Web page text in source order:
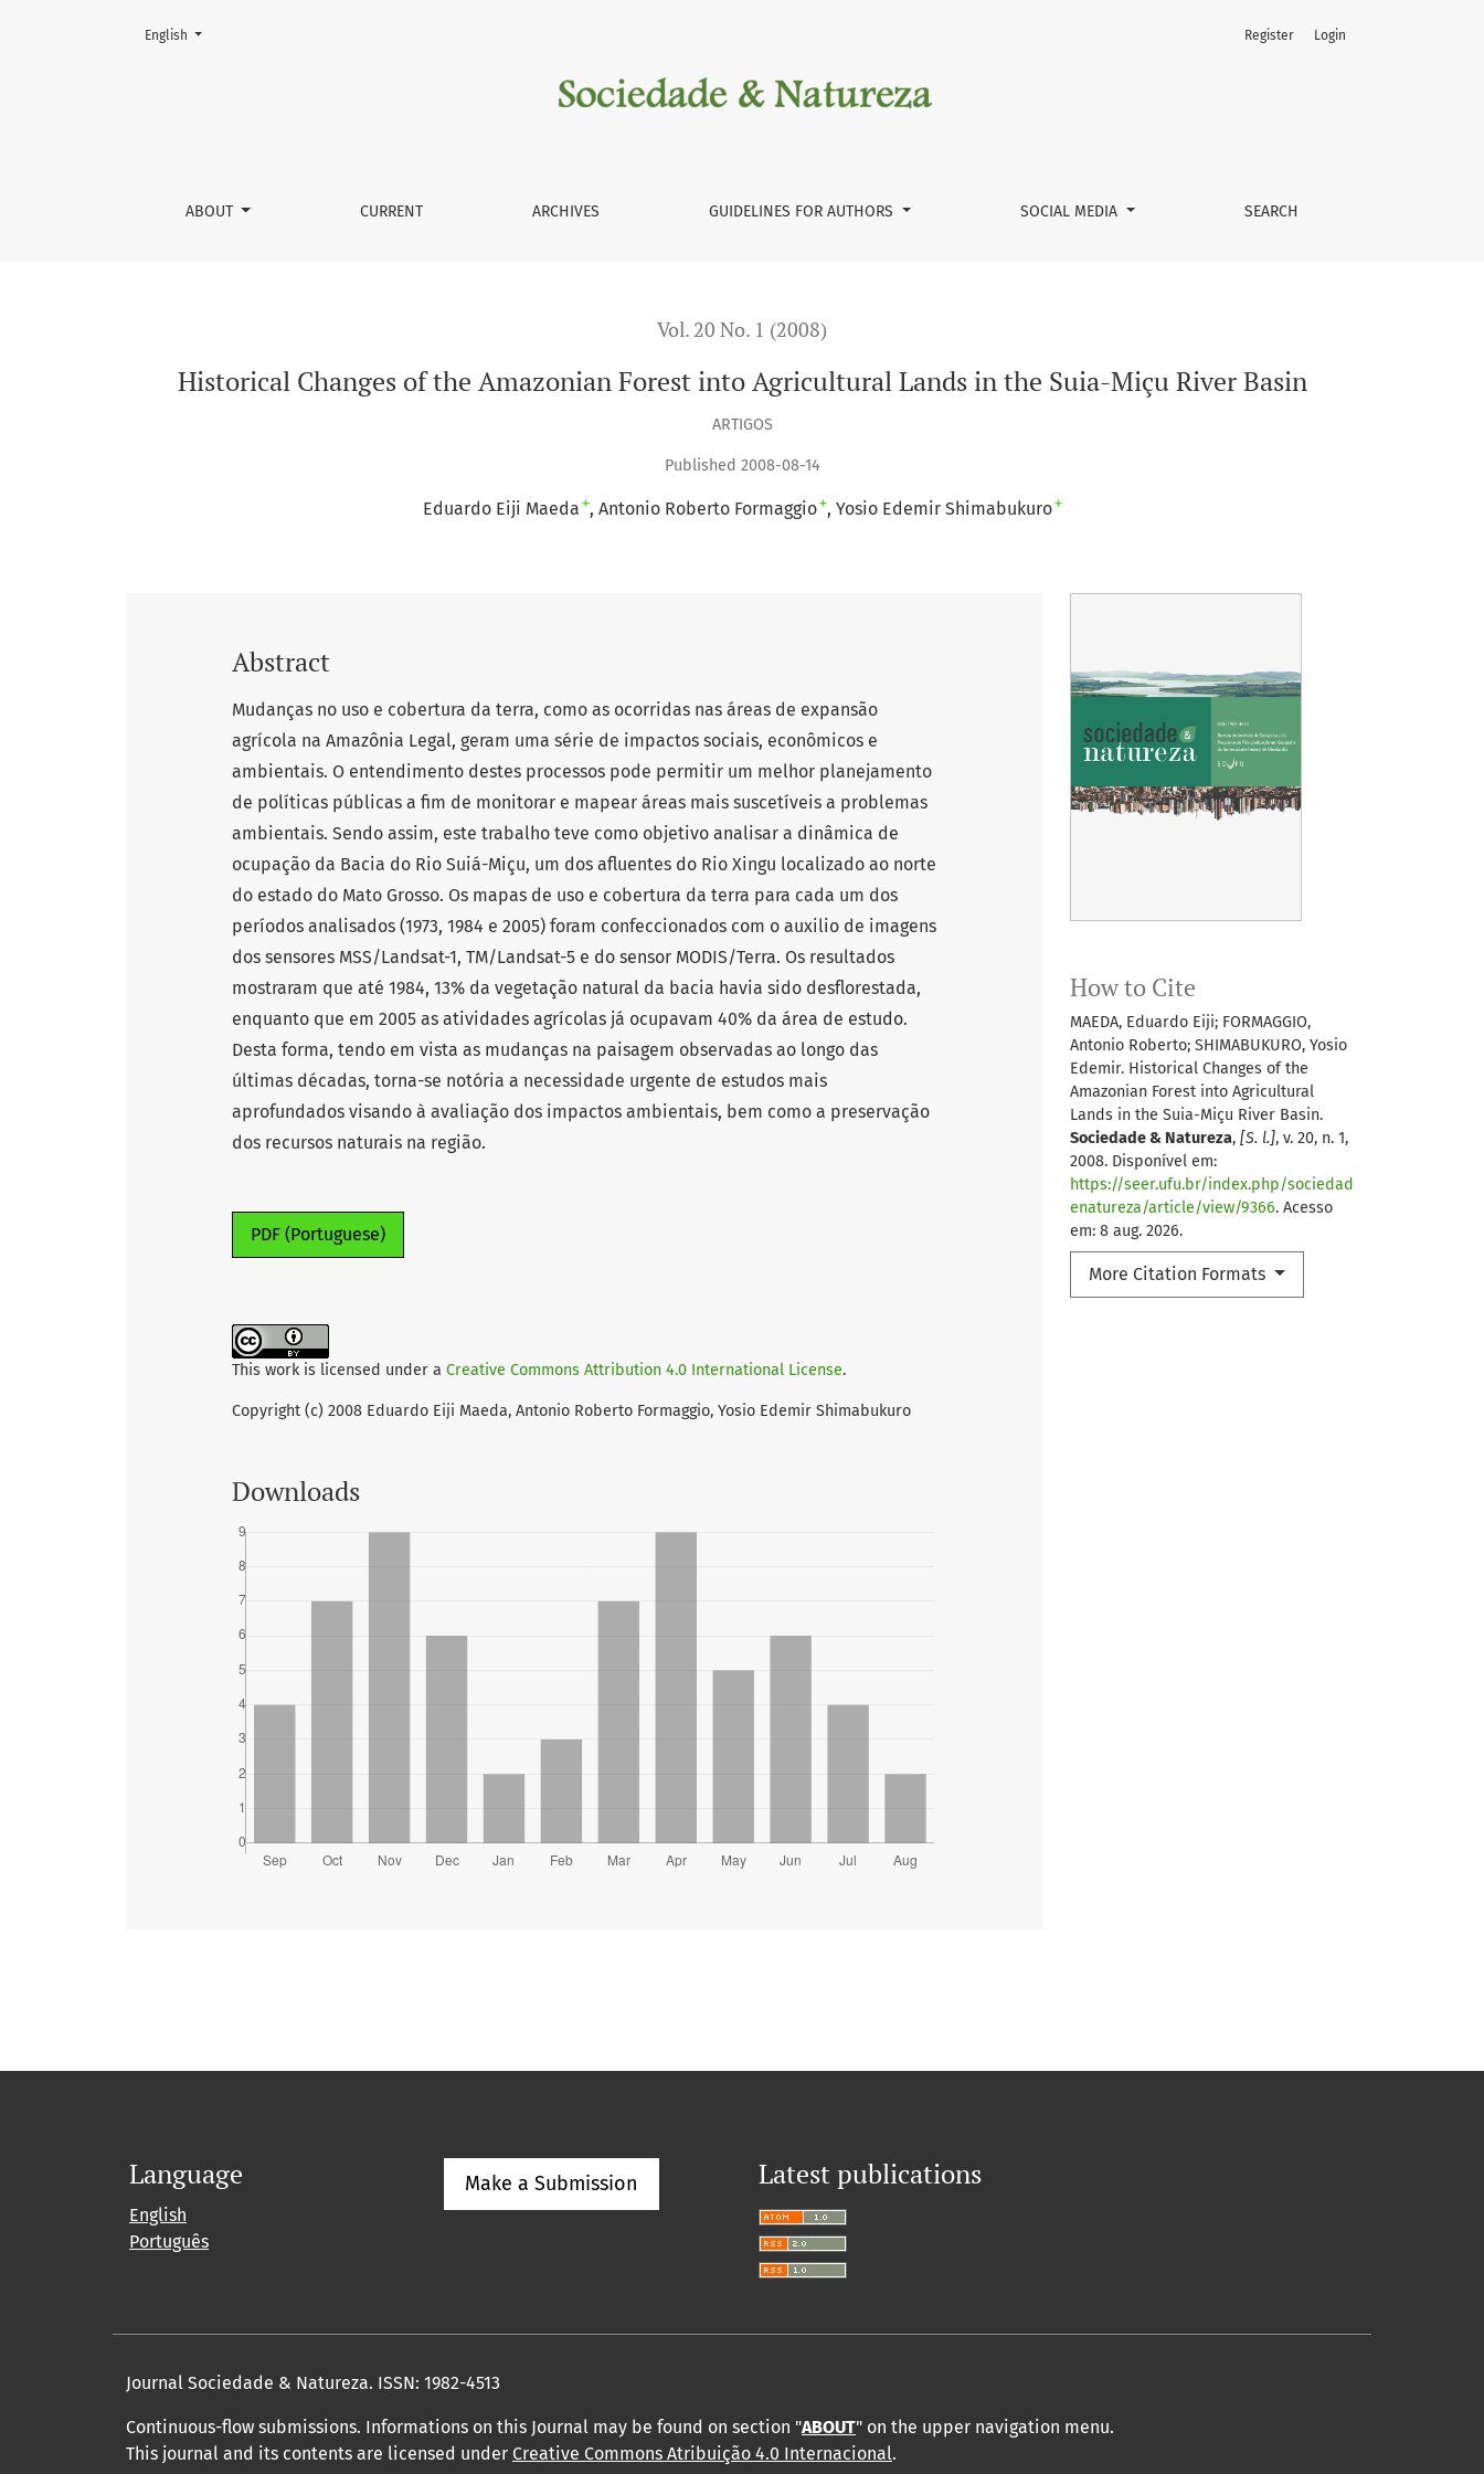
Historical Changes of the Amazonian Forest into Agricultural Lands in the Suia-Miçu River Basin
ABOUT CURRENT ARCHIVES GUIDELINES FOR AUTHORS SOCIAL MEDIA SEARCH
Register Login
Change the language. The current language is:
English
Vol. 20 No. 1 (2008)
Historical Changes of the Amazonian Forest into Agricultural Lands in the Suia-Miçu River Basin
ARTIGOS
Published 2008-08-14
Eduardo Eiji Maeda + Antonio Roberto Formaggio+ Yosio Edemir Shimabukuro+
How to Cite
MAEDA, Eduardo Eiji; FORMAGGIO,
Antonio Roberto; SHIMABUKURO, Yosio
Edemir. Historical Changes of the
Amazonian Forest into Agricultural
Lands in the Suia-Miçu River Basin.
Sociedade & Natureza, [S. l.], v. 20, n. 1,
2008. Disponível em:
https://seer.ufu.br/index.php/sociedad
enatureza/article/view/9366. Acesso
em: 8 aug. 2026.
More Citation Formats
Abstract
Mudanças no uso e cobertura da terra, como as ocorridas nas áreas de expansão
agrícola na Amazônia Legal, geram uma série de impactos sociais, econômicos e
ambientais. O entendimento destes processos pode permitir um melhor planejamento
de políticas públicas a fim de monitorar e mapear áreas mais suscetíveis a problemas
ambientais. Sendo assim, este trabalho teve como objetivo analisar a dinâmica de
ocupação da Bacia do Rio Suiá-Miçu, um dos afluentes do Rio Xingu localizado ao norte
do estado do Mato Grosso. Os mapas de uso e cobertura da terra para cada um dos
períodos analisados (1973, 1984 e 2005) foram confeccionados com o auxilio de imagens
dos sensores MSS/Landsat-1, TM/Landsat-5 e do sensor MODIS/Terra. Os resultados
mostraram que até 1984, 13% da vegetação natural da bacia havia sido desflorestada,
enquanto que em 2005 as atividades agrícolas já ocupavam 40% da área de estudo.
Desta forma, tendo em vista as mudanças na paisagem observadas ao longo das
últimas décadas, torna-se notória a necessidade urgente de estudos mais
aprofundados visando à avaliação dos impactos ambientais, bem como a preservação
dos recursos naturais na região.
PDF (Portuguese)
This work is licensed under a Creative Commons Attribution 4.0 International License.
Copyright (c) 2008 Eduardo Eiji Maeda, Antonio Roberto Formaggio, Yosio Edemir Shimabukuro
Downloads
Language
English
Português
Make a Submission Latest publications
Journal Sociedade & Natureza. ISSN: 1982-4513
Continuous-flow submissions. Informations on this Journal may be found on section "ABOUT" on the upper navigation menu.
This journal and its contents are licensed under Creative Commons Atribuição 4.0 Internacional.